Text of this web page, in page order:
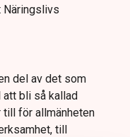
Näringslivs
del av det som
att bli så kallad
till för allmänheten
till